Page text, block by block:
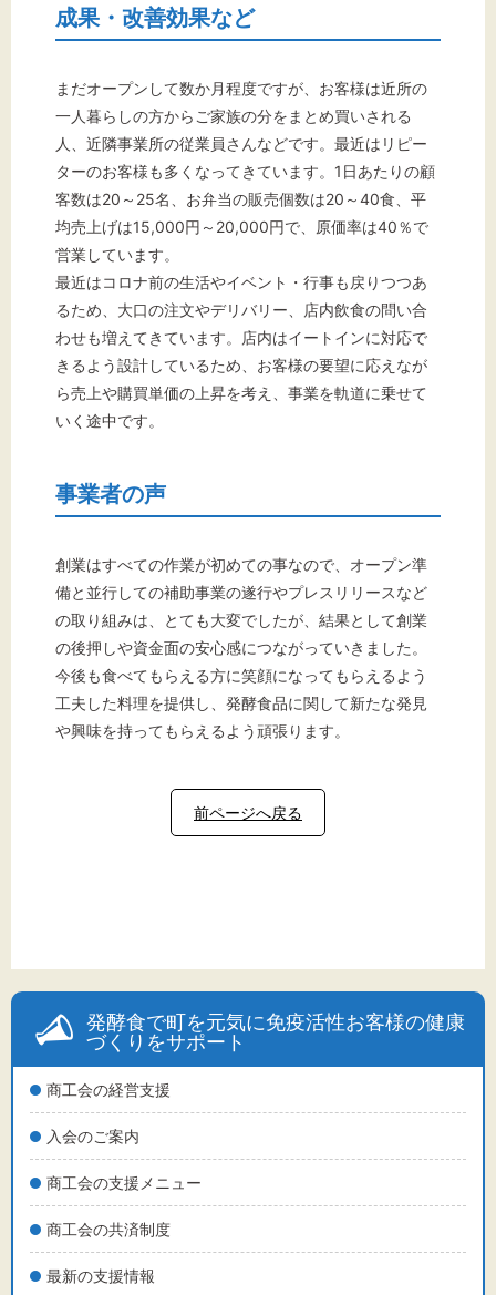
発酵食で町を元気に免疫活性お客様の健康
づくりをサポート
商工会の経営支援
入会のご案内
商工会の支援メニュー
商工会の共済制度
最新の支援情報
成果・改善効果など
まだオープンして数か月程度ですが、お客様は近所の
一人暮らしの方からご家族の分をまとめ買いされる
人、近隣事業所の従業員さんなどです。最近はリピー
ターのお客様も多くなってきています。1日あたりの顧
客数は20～25名、お弁当の販売個数は20～40食、平
均売上げは15,000円～20,000円で、原価率は40％で
営業しています。
最近はコロナ前の生活やイベント・行事も戻りつつあ
るため、大口の注文やデリバリー、店内飲食の問い合
わせも増えてきています。店内はイートインに対応で
きるよう設計しているため、お客様の要望に応えなが
ら売上や購買単価の上昇を考え、事業を軌道に乗せて
いく途中です。
事業者の声
創業はすべての作業が初めての事なので、オープン準
備と並行しての補助事業の遂行やプレスリリースなど
の取り組みは、とても大変でしたが、結果として創業
の後押しや資金面の安心感につながっていきました。
今後も食べてもらえる方に笑顔になってもらえるよう
工夫した料理を提供し、発酵食品に関して新たな発見
や興味を持ってもらえるよう頑張ります。
前ページへ戻る